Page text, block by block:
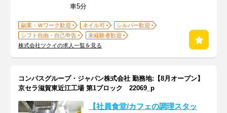
車5分
副業・Ｗワーク歓迎 ネイル可
シルバー歓迎
シフト自由・自己申告
未経験者歓迎
株式会社ツクイの求人一覧を見る
コンパスグループ・ジャパン株式会社 勤務地:【8月オープン】
京セラ滋賀東近江工場 第1ブロック 22069_p
【社員食堂/カフェの調理スタッ